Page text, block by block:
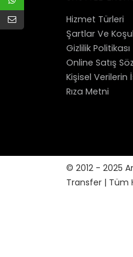
Hizmet Türleri
Şartlar Ve
Gizlilik Politikası
Online Satış
Kişisel Verilerin
Rıza Metni
© 2012 - 2025
Transfer | Tüm